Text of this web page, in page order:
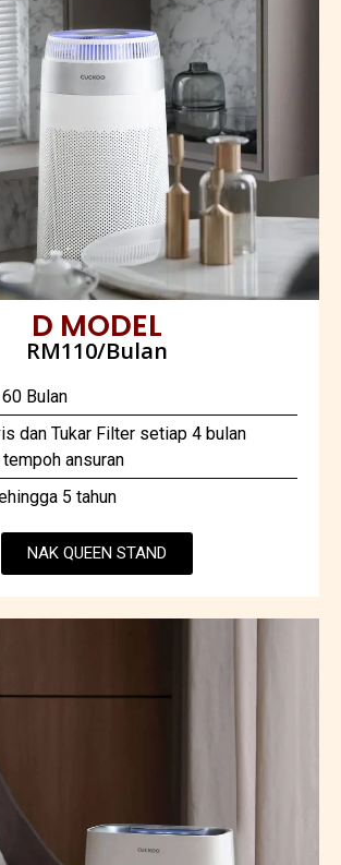
D MODEL
RM110/Bulan
Bulan
dan Tukar Filter setiap 4 bulan
ansuran
5 tahun
NAK QUEEN STAND